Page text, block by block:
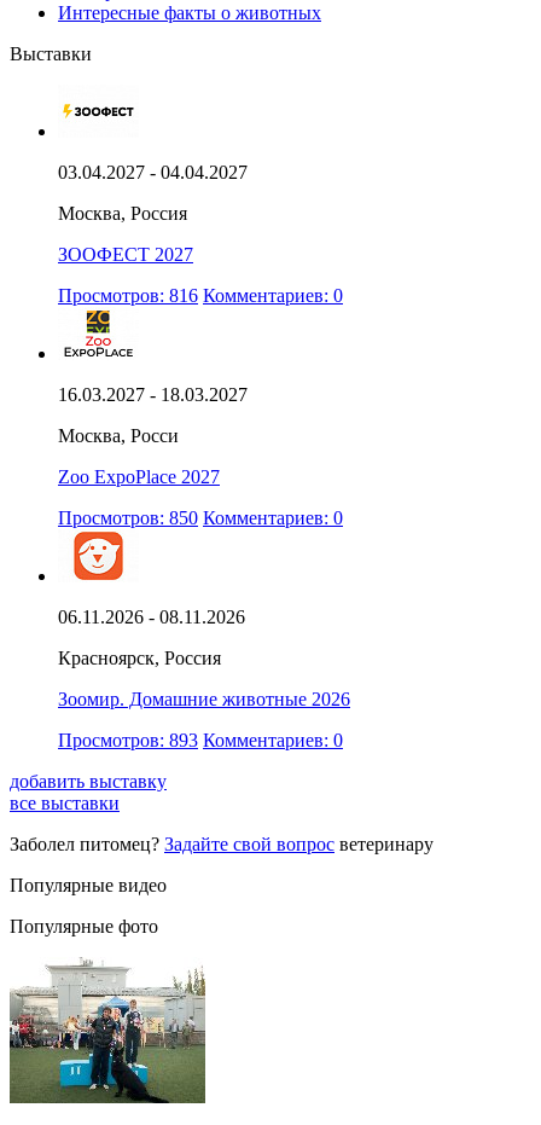
Интересные факты о животных
Выставки
03.04.2027 - 04.04.2027
Москва, Россия
ЗООФЕСТ 2027
Просмотров: 816 Комментариев: 0
16.03.2027 - 18.03.2027
Москва, Росси
Zoo ExpoPlace 2027
Просмотров: 850 Комментариев: 0
06.11.2026 - 08.11.2026
Красноярск, Россия
Зоомир. Домашние животные 2026
Просмотров: 893 Комментариев: 0
добавить выставку
все выставки
Заболел питомец? Задайте свой вопрос ветеринару
Популярные видео
Популярные фото